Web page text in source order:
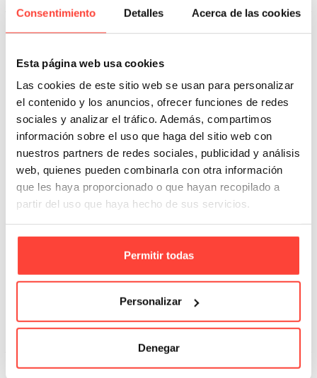
Consentimiento Detalles Acerca de las cookies
Esta página web usa cookies
Las cookies de este sitio web se usan para personalizar
el contenido y los anuncios, ofrecer funciones de redes
sociales y analizar el tráfico. Además, compartimos
información sobre el uso que haga del sitio web con
nuestros partners de redes sociales, publicidad y análisis
web, quienes pueden combinarla con otra información
que les haya proporcionado o que hayan recopilado a
partir del uso que haya hecho de sus servicios.
Permitir todas
Personalizar
Denegar
Rollo de plástico con burbujas
Referencia: 4972
5,17 €
Añadir A La Cesta